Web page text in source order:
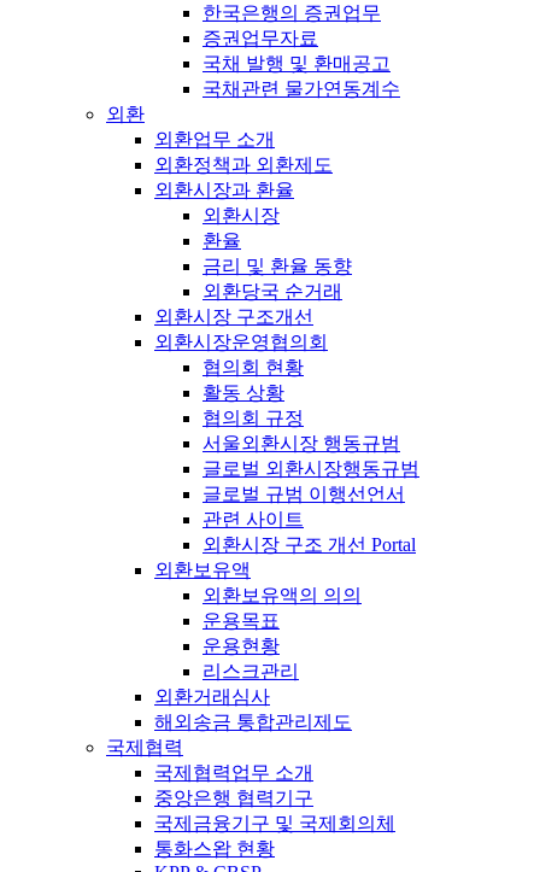
한국은행의 증권업무
증권업무자료
국채 발행 및 환매공고
국채관련 물가연동계수
외환
외환업무 소개
외환정책과 외환제도
외환시장과 환율
외환시장
환율
금리 및 환율 동향
외환당국 순거래
외환시장 구조개선
외환시장운영협의회
협의회 현황
활동 상황
협의회 규정
서울외환시장 행동규범
글로벌 외환시장행동규범
글로벌 규범 이행선언서
관련 사이트
외환시장 구조 개선 Portal
외환보유액
외환보유액의 의의
운용목표
운용현황
리스크관리
외환거래심사
해외송금 통합관리제도
국제협력
국제협력업무 소개
중앙은행 협력기구
국제금융기구 및 국제회의체
통화스왑 현황